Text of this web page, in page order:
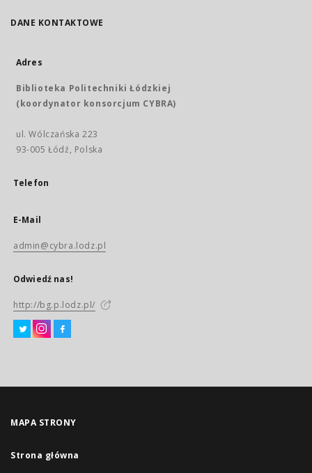
DANE KONTAKTOWE
Adres
Biblioteka Politechniki Łódzkiej
(koordynator konsorcjum CYBRA)
ul. Wólczańska 223
93-005 Łódź, Polska
Telefon
E-Mail
admin@cybra.lodz.pl
Odwiedź nas!
http://bg.p.lodz.pl/
MAPA STRONY
Strona główna